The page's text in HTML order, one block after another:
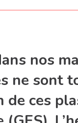
nos
ne sont
de ces